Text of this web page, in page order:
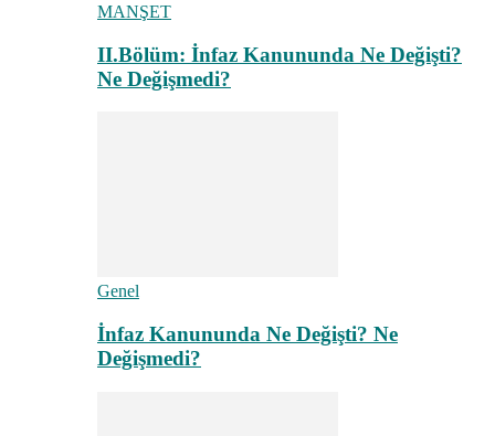
MANŞET
II.Bölüm: İnfaz Kanununda Ne Değişti?
Ne Değişmedi?
Genel
İnfaz Kanununda Ne Değişti? Ne
Değişmedi?